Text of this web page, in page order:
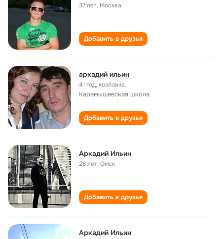
37 лет, Москва
Добавить в друзья
аркадий ильин
41 год,козловка.
Карамышевская школа
Добавить в друзья
Аркадий Ильин
28 лет,Омск
Добавить в друзья
Аркадий Ильин